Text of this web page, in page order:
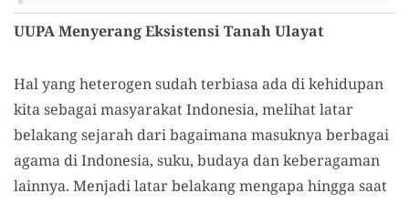
UUPA Menyerang Eksistensi Tanah Ulayat
Hal yang heterogen sudah terbiasa ada di kehidupan
kita sebagai masyarakat Indonesia, melihat latar
belakang sejarah dari bagaimana masuknya berbagai
agama di Indonesia, suku, budaya dan keberagaman
lainnya. Menjadi latar belakang mengapa hingga saat